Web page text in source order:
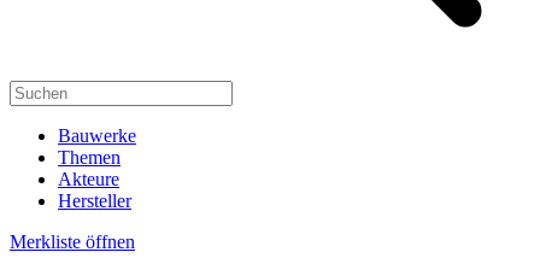
Bauwerke
Themen
Akteure
Hersteller
Merkliste öffnen